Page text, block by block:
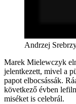
Andrzej
Marek Mielewczyk
jelentkezett, mivel a
papot elbocsássák.
következő évben
miséket is celebrál.